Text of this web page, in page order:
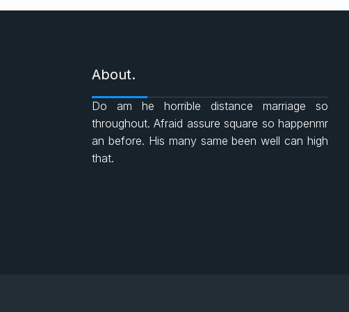
About.
Do am he horrible distance marriage so
throughout. Afraid assure square so happenmr
an before. His many same been well can high
that.